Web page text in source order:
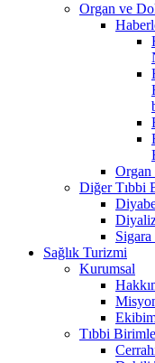
Organ ve
Organ
Diğer Tıbbi
Sağlık Turizmi
Kurumsal
Tıbbi